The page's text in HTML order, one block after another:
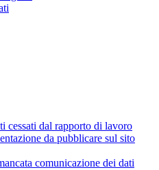
cessati dal rapporto di lavoro
da pubblicare sul sito
comunicazione dei dati